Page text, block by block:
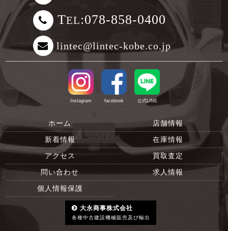
TEL:078-858-0400
lintec@lintec-kobe.co.jp
Instagram facebook 公式LINE
ホーム 店舗情報
新着情報 在庫情報
アクセス 買取査定
問い合わせ 求人情報
個人情報保護
大永商事株式会社
各種中古建設機械販売及び輸出